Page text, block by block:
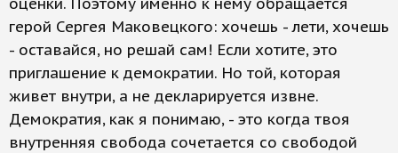
герой Сергея Маковецкого: хочешь - лети, хочешь
- оставайся, но решай сам! Если хотите, это
приглашение к демократии. Но той, которая
живет внутри, а не декларируется извне.
Демократия, как я понимаю, - это когда твоя
внутренняя свобода сочетается со свободой